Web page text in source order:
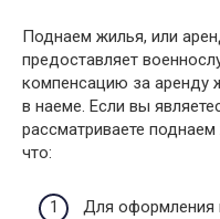
Поднаем жилья, или
предоставляет
компенсацию за аренду
в наеме. Если вы
рассматриваете
что:
Для оформления